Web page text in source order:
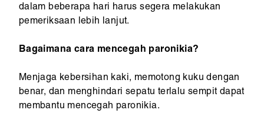
dalam beberapa hari harus segera melakukan
pemeriksaan lebih lanjut.
Bagaimana cara mencegah paronikia?
Menjaga kebersihan kaki, memotong kuku dengan
benar, dan menghindari sepatu terlalu sempit dapat
membantu mencegah paronikia.